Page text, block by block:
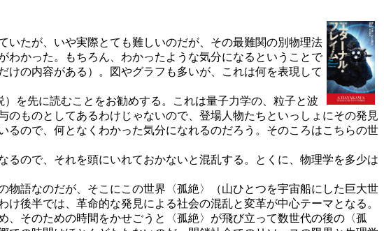
たが、いや実際とても難しいのだが、その最難関の別物理法
かった。もちろん、わかったような気分になるということで
の内容がある）。図やグラフも多いが、これは何を表現して
を先に読むことをお勧めする。これは量子力学の、粒子と波
ものとしてあるわけじゃないので、登場人物たちといっしょにその発見
ので、何となくわかった気分になれるのだろう。そのころはこちらの世
ので、それを頭にいれておかないと混乱する。とくに、物理学を多少は
語なのだが、そこにこの世界〈孤絶〉（山ひとつを宇宙船にした巨大世
後半では、革命的な発見による社会の混乱と変革が中心テーマとなる。
そのための時間をかせごうと〈孤絶〉が飛び立って数世代の後の〈孤